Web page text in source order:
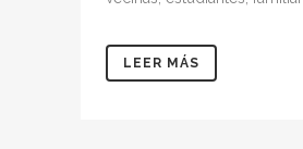
LEER MÁS